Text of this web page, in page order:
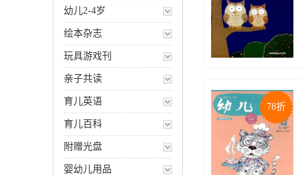
幼儿2-4岁
绘本杂志
玩具游戏刊
亲子共读
育儿英语
育儿百科
附赠光盘
婴幼儿用品
78折